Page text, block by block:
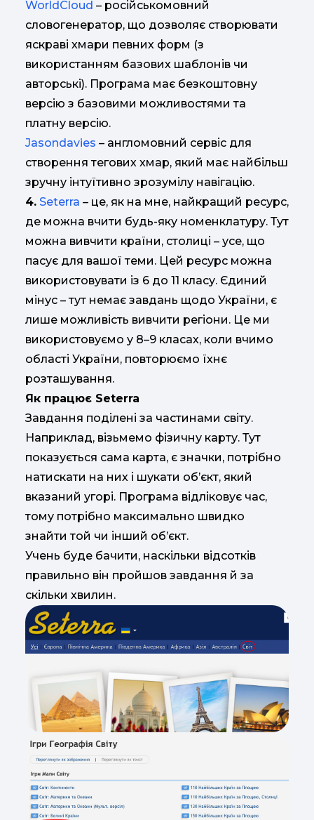
WorldCloud – російськомовний
словогенератор, що дозволяє створювати
яскраві хмари певних форм (з
використанням базових шаблонів чи
авторські). Програма має безкоштовну
версію з базовими можливостями та
платну версію.
Jasondavies – англомовний сервіс для
створення тегових хмар, який має найбільш
зручну інтуїтивно зрозумілу навігацію.
4. Seterra – це, як на мне, найкращий ресурс,
де можна вчити будь-яку номенклатуру. Тут
можна вивчити країни, столиці – усе, що
пасує для вашої теми. Цей ресурс можна
використовувати із 6 до 11 класу. Єдиний
мінус – тут немає завдань щодо України, є
лише можливість вивчити регіони. Це ми
використовуємо у 8–9 класах, коли вчимо
області України, повторюємо їхнє
розташування.
Як працює Seterra
Завдання поділені за частинами світу.
Наприклад, візьмемо фізичну карту. Тут
показується сама карта, є значки, потрібно
натискати на них і шукати об’єкт, який
вказаний угорі. Програма відліковує час,
тому потрібно максимально швидко
знайти той чи інший об’єкт.
Учень буде бачити, наскільки відсотків
правильно він пройшов завдання й за
скільки хвилин.